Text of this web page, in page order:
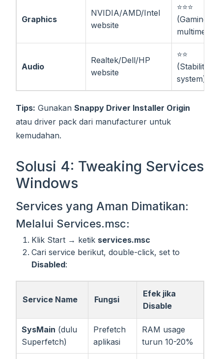
Graphics
NVIDIA/AMD/Intel
website
⭐⭐⭐
(Gaming &
multimedia)
Audio
Realtek/Dell/HP
website
⭐⭐
(Stability
system)
Tips: Gunakan Snappy Driver Installer Origin
atau driver pack dari manufacturer untuk
kemudahan.
Solusi 4: Tweaking Services
Windows
Services yang Aman Dimatikan:
Melalui Services.msc:
Klik Start → ketik services.msc
Cari service berikut, double-click, set to
Disabled:
Service Name Fungsi
Efek jika
Disable
SysMain (dulu
Superfetch)
Prefetch
aplikasi
RAM usage
turun 10-20%